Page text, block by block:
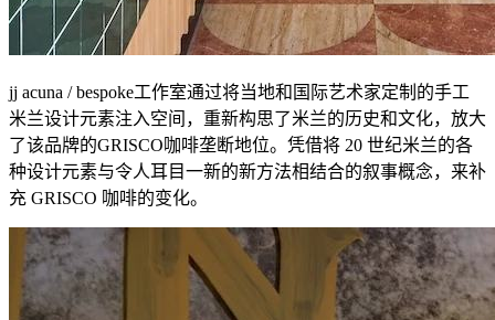
jj acuna / bespoke工作室通过将当地和国际艺术家定制的手工
米兰设计元素注入空间，重新构思了米兰的历史和文化，放大
了该品牌的GRISCO咖啡垄断地位。凭借将 20 世纪米兰的各
种设计元素与令人耳目一新的新方法相结合的叙事概念，来补
充 GRISCO 咖啡的变化。